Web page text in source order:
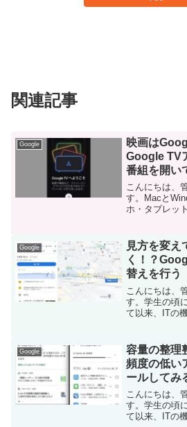
関連記事
Google
映画は
Google TV
番組を開い
こんにちは、
す。Macと
ホ・タブレッ
見を当ブログ
日更新してい
Google
見方を変え
く！？
替えを行う
こんにちは、
す。学生の頃
て以来、ITの
ットなど）の
ってみるこ...
Google
容量の整理
頻度の低い
ールしてみ
こんにちは、
す。学生の頃
て以来、ITの